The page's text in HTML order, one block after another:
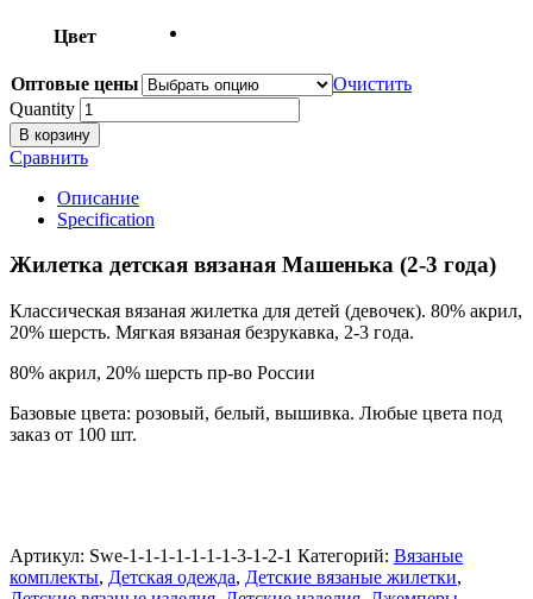
Цвет
Оптовые цены
Очистить
Quantity
В корзину
Сравнить
Описание
Specification
Жилетка детская вязаная Машенька (2-3 года)
Классическая вязаная жилетка для детей (девочек). 80% акрил,
20% шерсть. Мягкая вязаная безрукавка, 2-3 года.
80% акрил, 20% шерсть пр-во России
Базовые цвета: розовый, белый, вышивка. Любые цвета под
заказ от 100 шт.
Артикул: Swe-1-1-1-1-1-1-1-3-1-2-1 Категорий: Вязаные
комплекты, Детская одежда, Детские вязаные жилетки,